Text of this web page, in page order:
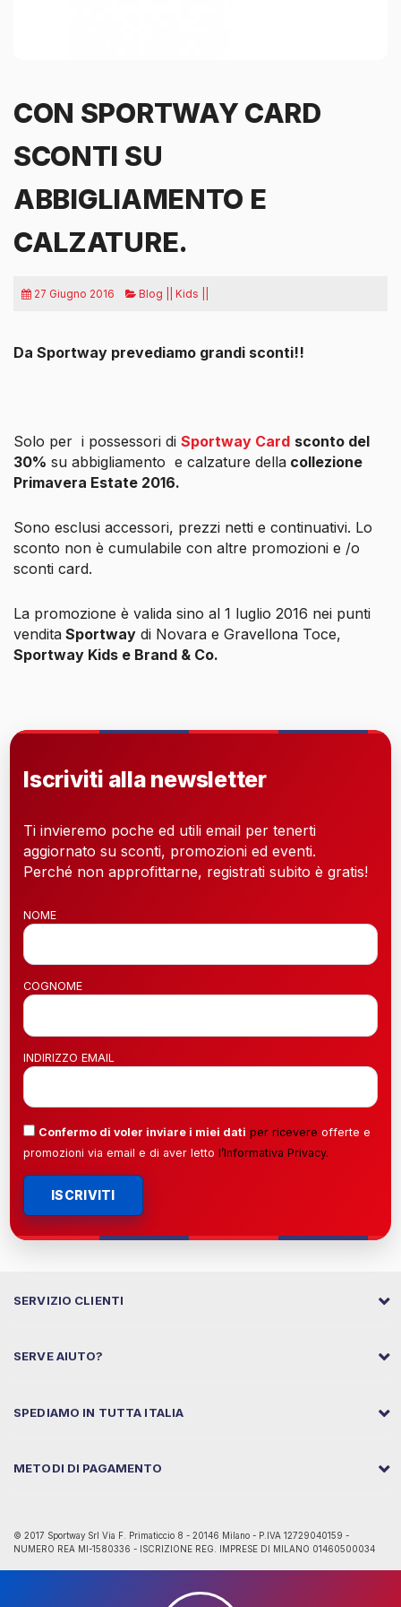
CON SPORTWAY CARD
SCONTI SU
ABBIGLIAMENTO E
CALZATURE.
27 Giugno 2016 Blog || Kids ||
Da Sportway prevediamo grandi sconti!!
Solo per i possessori di Sportway Card sconto del
30% su abbigliamento e calzature della collezione
Primavera Estate 2016.
Sono esclusi accessori, prezzi netti e continuativi. Lo
sconto non è cumulabile con altre promozioni e /o
sconti card.
La promozione è valida sino al 1 luglio 2016 nei punti
vendita Sportway di Novara e Gravellona Toce,
Sportway Kids e Brand & Co.
Iscriviti alla newsletter
Ti invieremo poche ed utili email per tenerti
aggiornato su sconti, promozioni ed eventi.
Perché non approfittarne, registrati subito è gratis!
NOME
COGNOME
INDIRIZZO EMAIL
Confermo di voler inviare i miei dati per ricevere offerte e
promozioni via email e di aver letto l’Informativa Privacy.
ISCRIVITI
SERVIZIO CLIENTI
SERVE AIUTO?
SPEDIAMO IN TUTTA ITALIA
METODI DI PAGAMENTO
© 2017 Sportway Srl Via F. Primaticcio 8 - 20146 Milano - P.IVA 12729040159 -
NUMERO REA MI-1580336 - ISCRIZIONE REG. IMPRESE DI MILANO 01460500034